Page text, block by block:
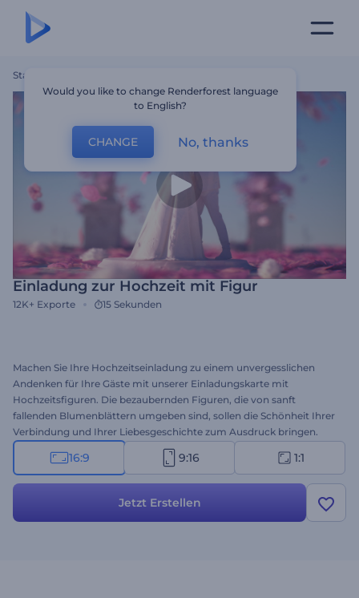
Startseite
Einladung zur Hochzeit mit Figur
12K+ Exporte 15 Sekunden
Machen Sie Ihre Hochzeitseinladung zu einem unvergesslichen
Andenken für Ihre Gäste mit unserer Einladungskarte mit
Hochzeitsfiguren. Die bezaubernden Figuren, die von sanft
fallenden Blumenblättern umgeben sind, sollen die Schönheit Ihrer
Verbindung und Ihrer Liebesgeschichte zum Ausdruck bringen.
Gestalten Sie jede Szene mit Ihren Namen, dem Hochzeitsdatum
und den Details zum Veranstaltungsort und schaffen Sie so eine
Wählen Sie außerdem die perfekte romantische Hintergrundmusik,
16:9 9:16 1:1
Jetzt Erstellen
Would you like to change Renderforest language
to English?
CHANGE No, thanks